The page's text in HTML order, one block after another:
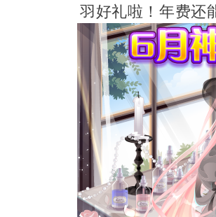
羽好礼啦！年费还